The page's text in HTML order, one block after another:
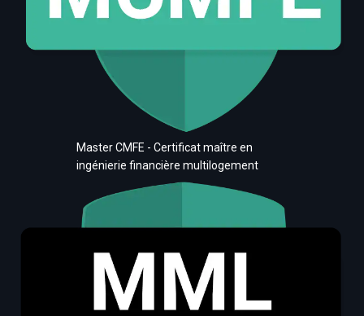
Master CMFE - Certificat maître en
ingénierie financière multilogement